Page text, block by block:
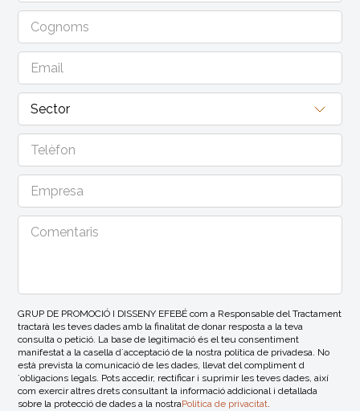
GRUP DE PROMOCIÓ I DISSENY EFEBÉ com a Responsable del Tractament
tractarà les teves dades amb la finalitat de donar resposta a la teva
consulta o petició. La base de legitimació és el teu consentiment
manifestat a la casella d´acceptació de la nostra política de privadesa. No
està prevista la comunicació de les dades, llevat del compliment d
´obligacions legals. Pots accedir, rectificar i suprimir les teves dades, així
com exercir altres drets consultant la informació addicional i detallada
sobre la protecció de dades a la nostraPolitica de privacitat.